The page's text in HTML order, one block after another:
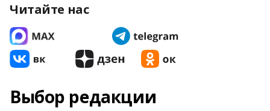
Читайте нас
Выбор редакции